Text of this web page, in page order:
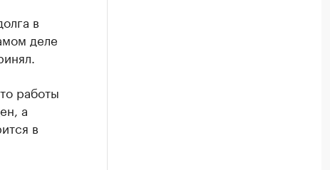
в
деле
работы
а
в